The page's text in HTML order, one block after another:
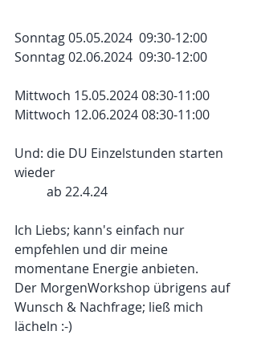
Sonntag 05.05.2024  09:30-12:00
Sonntag 02.06.2024  09:30-12:00
Mittwoch 15.05.2024 08:30-11:00
Mittwoch 12.06.2024 08:30-11:00
Und: die DU Einzelstunden starten
wieder
          ab 22.4.24
Ich Liebs; kann's einfach nur
empfehlen und dir meine
momentane Energie anbieten.
Der MorgenWorkshop übrigens auf
Wunsch & Nachfrage; ließ mich
lächeln :-)